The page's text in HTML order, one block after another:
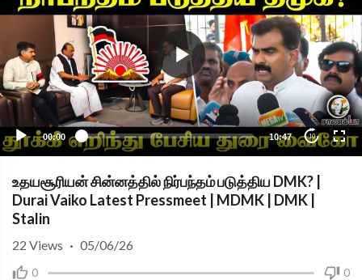
00:00 10:47 10
உதயசூரியன் சின்னத்தில் நிர்பந்தம் படுத்திய DMK? |
Durai Vaiko Latest Pressmeet | MDMK | DMK |
Stalin
0 0
22 Views · 05/06/26